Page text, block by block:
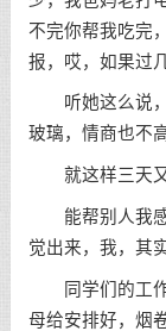
不完你帮我吃完
报，哎，如果过
听她这么说，
玻璃，情商也不
就这样三天又
能帮别人我感
觉出来，我，其
同学们的工作
母给安排好，烟